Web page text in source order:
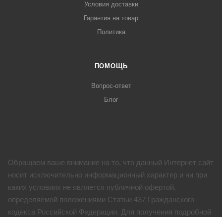
Условия доставки
Гарантия на товар
Политика
ПОМОЩЬ
Вопрос-ответ
Блог
Обращаем ваше внимание на то, что данный Интернет сайт
носит исключительно информационный характер и ни при
каких условиях не является публичной офертой,
определяемой положениями Статьи 437 Гражданского
кодекса Российской Федерации. Для получения подробной